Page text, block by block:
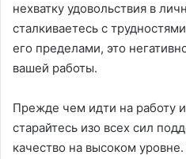
нехватку удовольствия в
сталкиваетесь с
его пределами, это
вашей работы.
Прежде чем идти на работу
старайтесь изо всех сил
качество на высоком